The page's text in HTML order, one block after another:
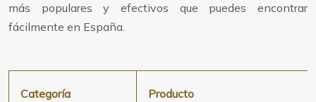
más populares y efectivos que puedes encontrar
fácilmente en España.
Categoría Producto